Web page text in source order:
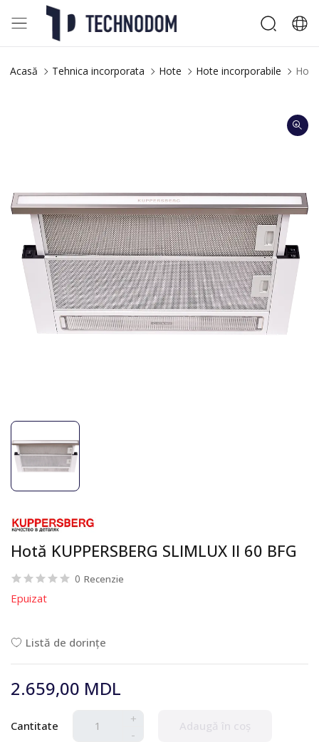
Acasă Tehnica incorporata Hote Hote incorporabile
Hotă KUPPERSBERG SLIMLUX II 60 BFG
0 Recenzie
Epuizat
Listă de dorințe
2.659,00 MDL
Cantitate
+
-
Adaugă în coș